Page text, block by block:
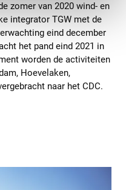
zomer van 2020 wind- en
integrator TGW met de
eind december
het pand eind 2021 in
worden de activiteiten
Hoevelaken,
naar het CDC.